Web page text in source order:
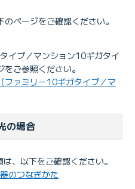
ページをご確認ください。
イプ／マンション10ギガタイ
ご参照ください。
ファミリー10ギガタイプ／マ
の場合
、以下をご確認ください。
のつなぎかた